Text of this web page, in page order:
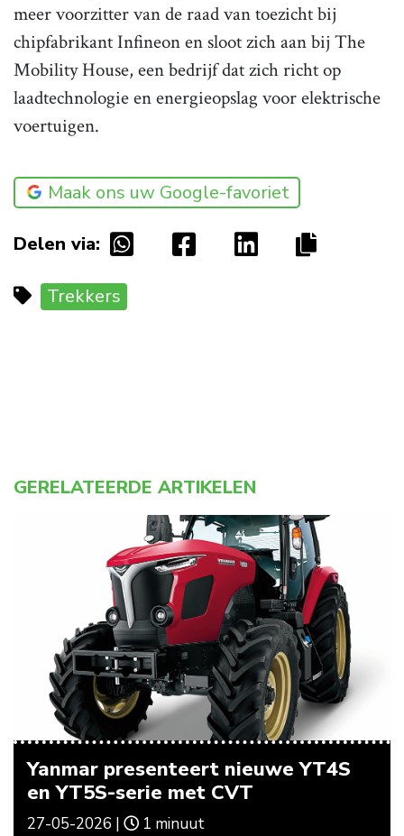
meer voorzitter van de raad van toezicht bij
chipfabrikant Infineon en sloot zich aan bij The
Mobility House, een bedrijf dat zich richt op
laadtechnologie en energieopslag voor elektrische
voertuigen.
Maak ons uw Google-favoriet
Delen via:
Trekkers
GERELATEERDE ARTIKELEN
Yanmar presenteert nieuwe YT4S
en YT5S-serie met CVT
27-05-2026 | 1 minuut